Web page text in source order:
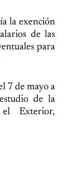
la exención
de las
para
7 de mayo a
de la
Exterior,